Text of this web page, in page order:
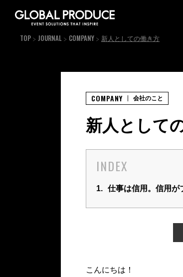
TOP JOURNAL COMPANY 新人としての働き方
新人として
INDEX
1. 仕事は信用。信用が
こんにちは！
COMPANY 会社のこと